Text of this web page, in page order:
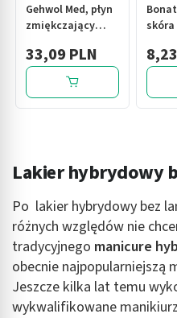
Gehwol Med, płyn
zmiękczający
33,09 PLN
Lakier hybrydowy
Po lakier hybrydowy bez
różnych względów nie
tradycyjnego manicure
obecnie najpopularniejszą
Jeszcze kilka lat temu
wykwalifikowane